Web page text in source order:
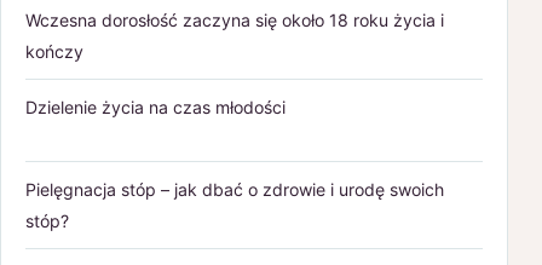
Wczesna dorosłość zaczyna się około 18 roku życia i
kończy
Dzielenie życia na czas młodości
Pielęgnacja stóp – jak dbać o zdrowie i urodę swoich
stóp?